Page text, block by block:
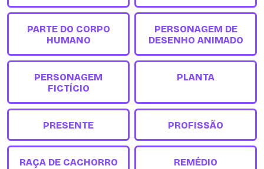
PARTE DO CORPO
HUMANO
PERSONAGEM DE
DESENHO ANIMADO
PERSONAGEM
FICTÍCIO
PLANTA
PRESENTE PROFISSÃO
RAÇA DE CACHORRO REMÉDIO